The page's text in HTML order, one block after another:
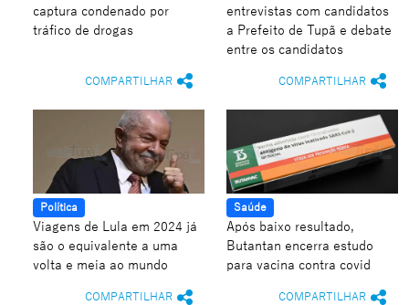
captura condenado por
tráfico de drogas
COMPARTILHAR
entrevistas com candidatos
a Prefeito de Tupã e debate
entre os candidatos
COMPARTILHAR
Política
Viagens de Lula em 2024 já
são o equivalente a uma
volta e meia ao mundo
COMPARTILHAR
Saúde
Após baixo resultado,
Butantan encerra estudo
para vacina contra covid
COMPARTILHAR